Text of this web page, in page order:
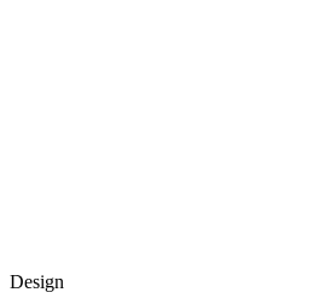
Design